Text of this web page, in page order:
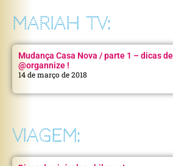
MARIAH TV:
Mudança Casa Nova / parte 1 – dicas
@organnize !
14 de março de 2018
VIAGEM: